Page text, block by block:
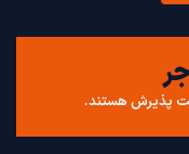
پذیرش هستند.